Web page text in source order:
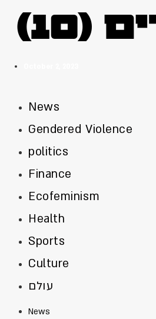
(10)
News
Gendered Violence
politics
Finance
Ecofeminism
Health
Sports
Culture
עולם
News